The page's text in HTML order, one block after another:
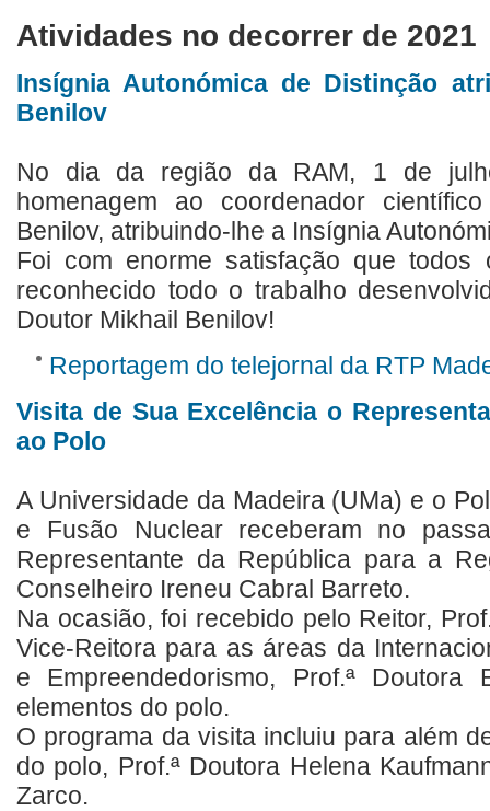
Atividades no decorrer de 2021
Insígnia Autonómica de Distinção
Benilov
No dia da região da RAM, 1 de
homenagem ao coordenador
Benilov, atribuindo-lhe a Insígnia
Foi com enorme satisfação que
reconhecido todo o trabalho
Doutor Mikhail Benilov!
Reportagem do telejornal da RTP
Visita de Sua Excelência o
ao Polo
A Universidade da Madeira (UMa) e o
e Fusão Nuclear receberam no
Representante da República para a
Conselheiro Ireneu Cabral Barreto.
Na ocasião, foi recebido pelo Reitor,
Vice-Reitora para as áreas da
e Empreendedorismo, Prof.ª
elementos do polo.
O programa da visita incluiu para além
do polo, Prof.ª Doutora Helena
Zarco.